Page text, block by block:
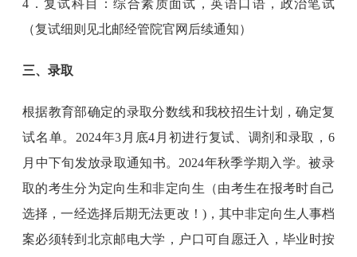
4．复试科目：综合素质面试，英语口语，政治笔试
（复试细则见北邮经管院官网后续通知）
三、录取
根据教育部确定的录取分数线和我校招生计划，确定复
试名单。2024年3月底4月初进行复试、调剂和录取，6
月中下旬发放录取通知书。2024年秋季学期入学。被录
取的考生分为定向生和非定向生（由考生在报考时自己
选择，一经选择后期无法更改！)，其中非定向生人事档
案必须转到北京邮电大学，户口可自愿迁入，毕业时按